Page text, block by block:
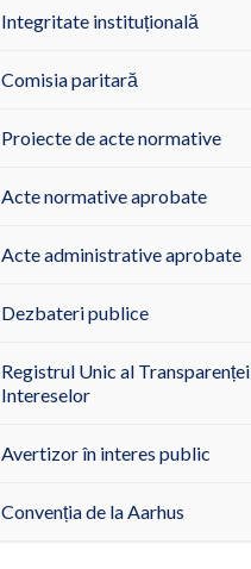
Integritate instituțională
Comisia paritară
Proiecte de acte normative
Acte normative aprobate
Acte administrative aprobate
Dezbateri publice
Registrul Unic al Transparenței
Intereselor
Avertizor în interes public
Convenția de la Aarhus